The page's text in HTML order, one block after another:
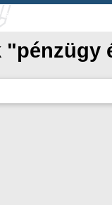
"pénzügy